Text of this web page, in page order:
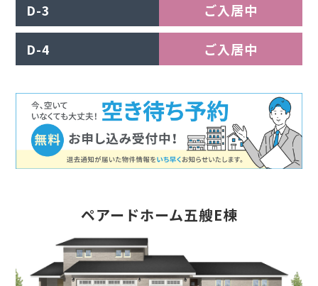
D-3 ご入居中
D-4 ご入居中
ペアードホーム五艘E棟